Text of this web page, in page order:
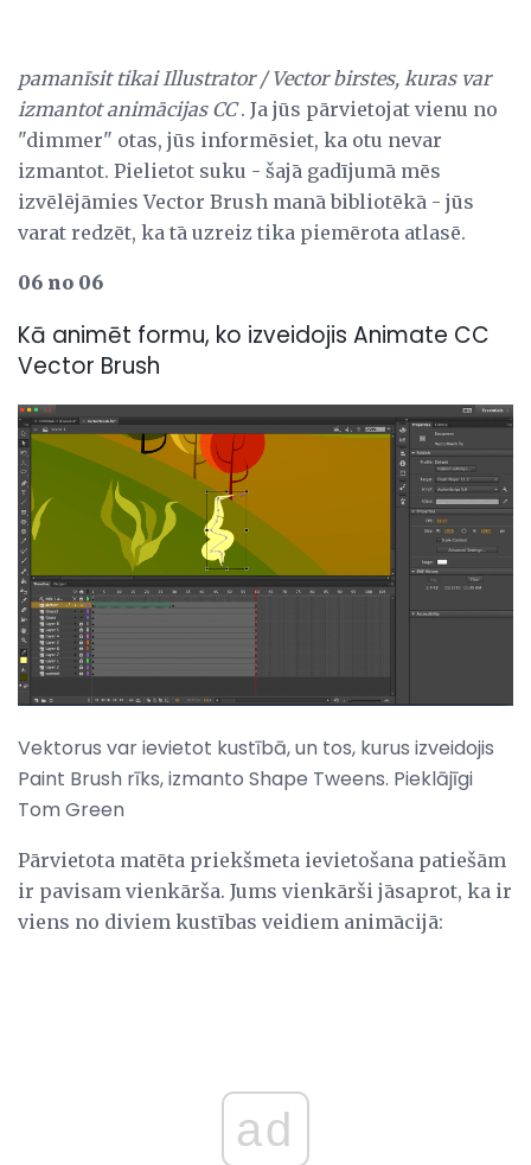
pamanīsit tikai Illustrator / Vector birstes, kuras var
izmantot animācijas CC. Ja jūs pārvietojat vienu no
"dimmer" otas, jūs informēsiet, ka otu nevar
izmantot. Pielietot suku - šajā gadījumā mēs
izvēlējāmies Vector Brush manā bibliotēkā - jūs
varat redzēt, ka tā uzreiz tika piemērota atlasē.
06 no 06
Kā animēt formu, ko izveidojis Animate CC
Vector Brush
Vektorus var ievietot kustībā, un tos, kurus izveidojis
Paint Brush rīks, izmanto Shape Tweens. Pieklājīgi
Tom Green
Pārvietota matēta priekšmeta ievietošana patiešām
ir pavisam vienkārša. Jums vienkārši jāsaprot, ka ir
viens no diviem kustības veidiem animācijā:
ad